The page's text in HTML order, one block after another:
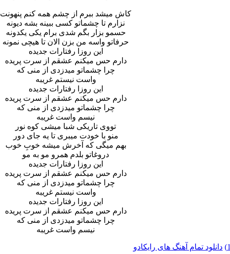
کاش میشد ببرم از چشم همه کنم پنهونت
نزارم تا چشماتو کسی ببینه بشه دیونه
حسمو بزار بگم شدی برام یکی یکدونه
حرفاتو واسه من بزن الان تا هیچی نمونه
این روزا رفتارات جدیده
دارم حس میکنم عشقم از سرت پریده
چرا چشماتو میدزدی از منی که
واست نیستم غریبه
این روزا رفتارات جدیده
دارم حس میکنم عشقم از سرت پریده
چرا چشماتو میدزدی از منی که
نیسم واست غریبه
تووی تاریکی شبا میشی کوه نور
منو با خودت میبری تا یه جای دور
بهم میگی که آخرش میشه خوبِ خوب
دروغاتو بلدم همرو مو به مو
این روزا رفتارات جدیده
دارم حس میکنم عشقم از سرت پریده
چرا چشماتو میدزدی از منی که
واست نیستم غریبه
این روزا رفتارات جدیده
دارم حس میکنم عشقم از سرت پریده
چرا چشماتو میدزدی از منی که
نیسم واست غریبه
دانلود تمام آهنگ های رایکادو